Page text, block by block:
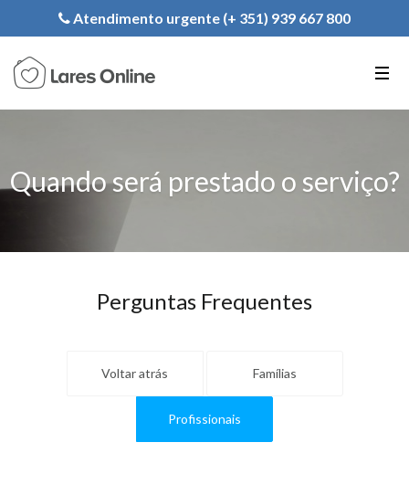
Registe a sua Instituição
Atendimento urgente (+ 351) 939 667 800
Quando será prestado o serviço?
Perguntas Frequentes
Voltar atrás Famílias
Profissionais